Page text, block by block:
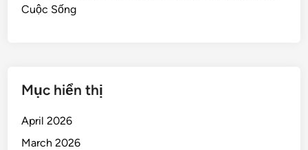
Cuộc Sống
Mục hiển thị
April 2026
March 2026